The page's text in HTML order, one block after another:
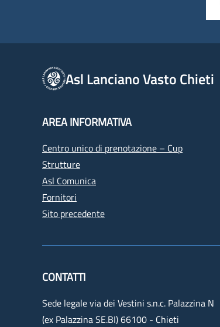
Asl Lanciano Vasto Chieti
AREA INFORMATIVA
Centro unico di prenotazione – Cup
Strutture
Asl Comunica
Fornitori
Sito precedente
CONTATTI
Sede legale via dei Vestini s.n.c. Palazzina N
(ex Palazzina SE.BI) 66100 - Chieti